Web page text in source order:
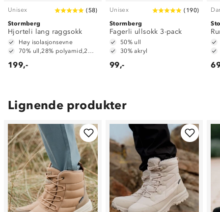
Unisex (58)
Stormberg
Hjorteli lang raggsokk
Høy isolasjonsevne
199,-
Unisex ( 190)
Stormberg
Fagerli ullsokk 3-pack
50% ull
30% akryl
99,-
Lignende produkter